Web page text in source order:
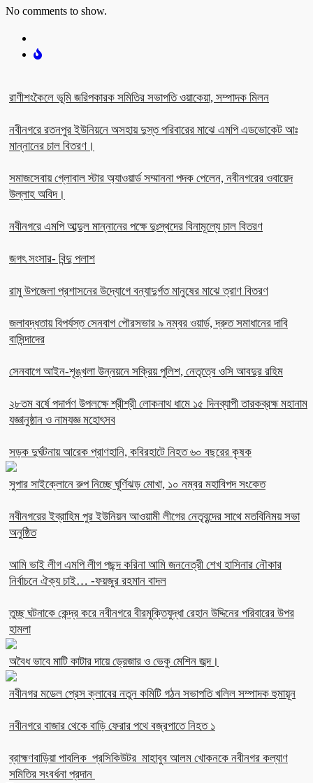
No comments to show.
রাণীশংকৈলে ভূমি জরিপকারক সমিতির সভাপতি ওয়াকেয়া, সম্পাদক মিলন
নবীনগরে রতনপুর ইউনিয়নে অসহায় দুস্ত পরিবারের মাঝে এমপি এডভোকেট আঃ
মান্নানের চাল বিতরণ।
সমাজসেবায় গ্লোবাল স্টার অ্যাওয়ার্ড সম্মাননা পদক পেলেন, নবীনগরের ওবায়েদ
উল্লাহ অবিদ।
নবীনগরে এমপি আব্দুল মান্নানের পক্ষে দুঃস্থদের বিনামূল্যে চাল বিতরণ
জগৎ সংসার- বিন্দু পলাশ
রামু উপজেলা প্রশাসনের উদ্যোগে বন্যাদুর্গত মানুষের মাঝে ত্রাণ বিতরণ
জলাবদ্ধতায় বিপর্যস্ত সেনবাগ পৌরসভার ৯ নম্বর ওয়ার্ড, দ্রুত সমাধানের দাবি
বাসিন্দাদের
সেনবাগে আইন-শৃঙ্খলা উন্নয়নে সক্রিয় পুলিশ, নেতৃত্বে ওসি আবদুর রহিম
২৮তম বর্ষে পদার্পণ উপলক্ষে শ্রীশ্রী লোকনাথ ধামে ১৫ দিনব্যাপী তারকব্রহ্ম মহানাম
যজ্ঞানুষ্ঠান ও নামযজ্ঞ মহোৎসব
সড়ক দুর্ঘটনায় আরেক প্রাণহানি, কবিরহাটে নিহত ৬০ বছরের কৃষক
সুপার সাইক্লোনে রুপ নিচ্ছে ঘূর্ণিঝড় মোখা, ১০ নম্বর মহাবিপদ সংকেত
নবীনগরের ইব্রাহিম পুর ইউনিয়ন আওয়ামী লীগের নেতৃবৃন্দের সাথে মতবিনিময় সভা
অনুষ্ঠিত
আমি ভাই লীগ এমপি লীগ পছন্দ করিনা আমি জননেত্রী শেখ হাসিনার নৌকার
নির্বাচনে ঐক্য চাই… -ফয়জুর রহমান বাদল
তুচ্ছ ঘটনাকে কেন্দ্র করে নবীনগরে বীরমুক্তিযুদ্ধা রেহান উদ্দিনের পরিবারের উপর
হামলা
অবৈধ ভাবে মাটি কাটার দায়ে ড্রেজার ও ভেকু মেশিন জব্দ।
নবীনগর মডেল প্রেস ক্লাবের নতুন কমিটি গঠন সভাপতি খলিল সম্পাদক হুমায়ূন
নবীনগরে বাজার থেকে বাড়ি ফেরার পথে বজ্রপাতে নিহত ১
ব্রাহ্মণবাড়িয়া পাবলিক প্রসিকিউটর মাহাবুব আলম খোকনকে নবীনগর কল্যাণ
সমিতির সংবর্ধনা প্রদান